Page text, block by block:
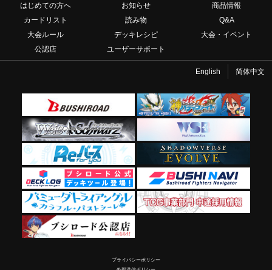
はじめての方へ お知らせ
商品情報
カードリスト
読み物
Q&A
大会ルール
デッキレシピ
大会・イベント
公認店
ユーザーサポート
English 简体中文
プライバシーポリシー